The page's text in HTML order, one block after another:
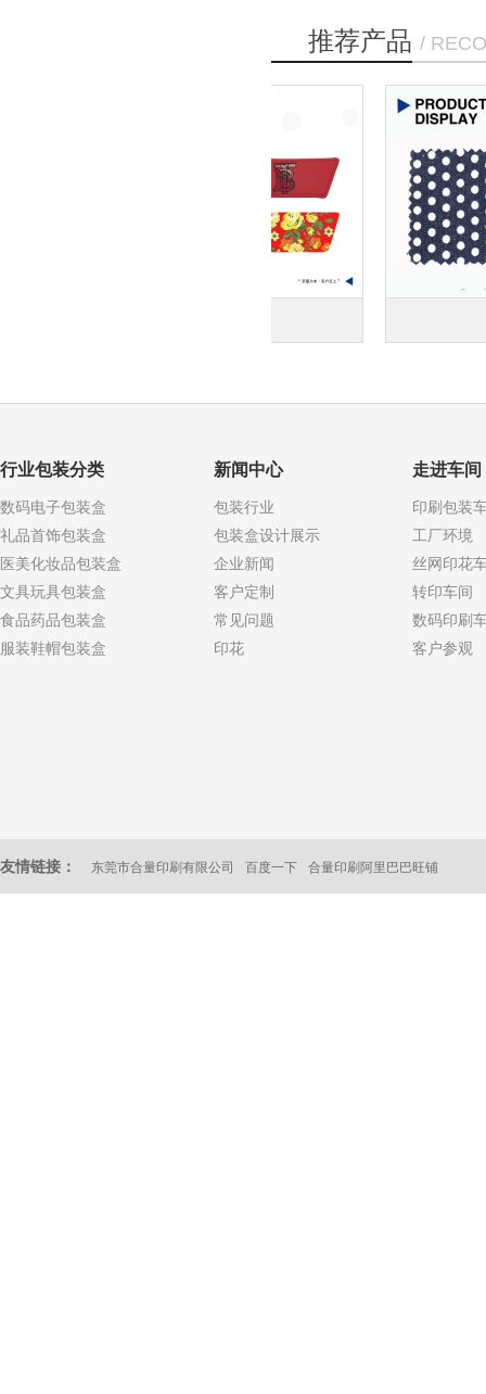
推荐产品 /
行业包装分类
数码电子包装盒
礼品首饰包装盒
医美化妆品包装盒
文具玩具包装盒
食品药品包装盒
服装鞋帽包装盒
新闻中心
包装行业
包装盒设计展示
企业新闻
客户定制
常见问题
印花
走进车间
印刷包装
工厂环境
丝网印花
转印车间
数码印刷
客户参观
友情链接： 东莞市合量印刷有限公司 百度一下 合量印刷阿里巴巴旺铺